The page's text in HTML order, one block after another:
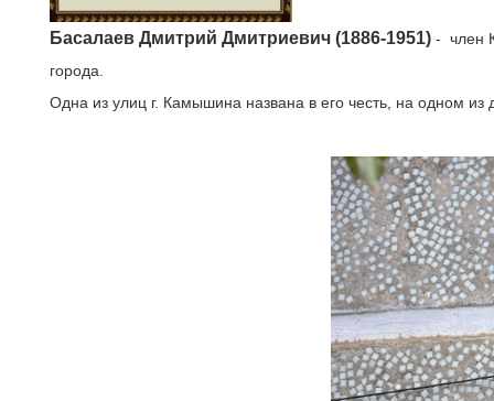
Басалаев Дмитрий Дмитриевич (1886-1951) - член
города.
Одна из улиц г. Камышина названа в его честь, на одном